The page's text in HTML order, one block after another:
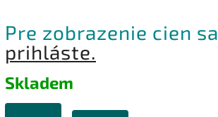
Pre zobrazenie cien sa
prihláste.
Skladem